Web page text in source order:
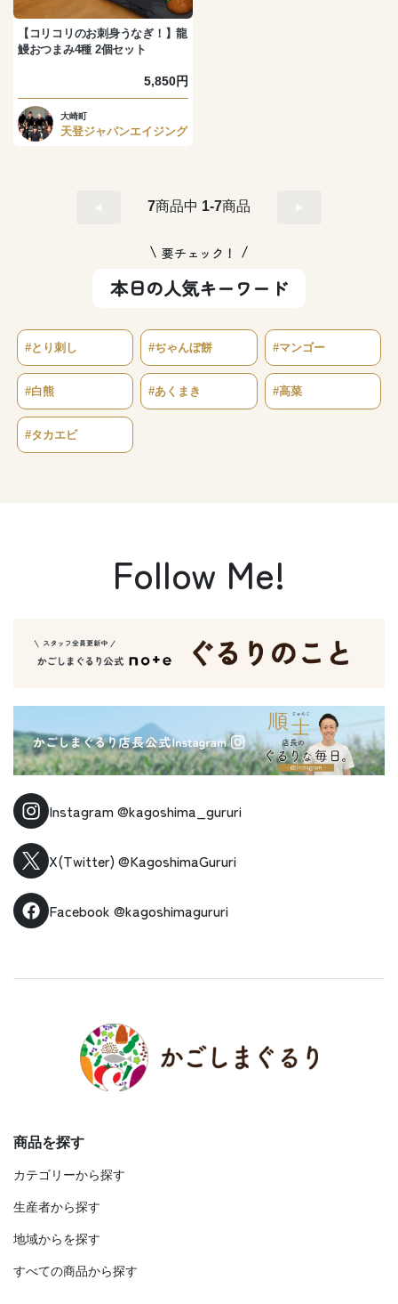
【コリコリのお刺身うなぎ！】龍
鰻おつまみ4種 2個セット
5,850円
大崎町
天登ジャパンエイジング
7商品中 1-7商品
要チェック！
本日の人気キーワード
#とり刺し #ぢゃんぼ餅 #マンゴー
#白熊 #あくまき #高菜
#タカエビ
Follow Me!
Instagram@kagoshima_gururi
X(Twitter) @KagoshimaGururi
Facebook @kagoshimagururi
商品を探す
カテゴリーから探す
生産者から探す
地域からを探す
すべての商品から探す